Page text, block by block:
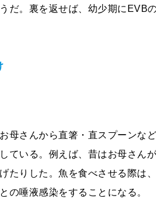
だ。裏を返せば、幼少期にEVB
母さんから直箸・直スプーンな
いる。例えば、昔はお母さん
たりした。魚を食べさせる際は
の唾液感染をすることになる。